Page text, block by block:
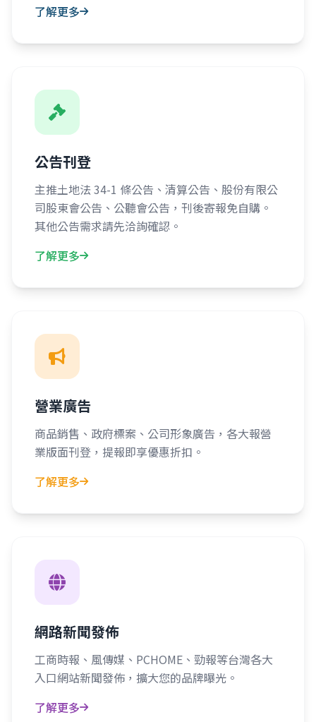
了解更多
公告刊登
主推土地法 34-1 條公告、清算公告、股份有限公
司股東會公告、公聽會公告，刊後寄報免自購。
其他公告需求請先洽詢確認。
了解更多
營業廣告
商品銷售、政府標案、公司形象廣告，各大報營
業版面刊登，提報即享優惠折扣。
了解更多
網路新聞發佈
工商時報、風傳媒、PCHOME、勁報等台灣各大
入口網站新聞發佈，擴大您的品牌曝光。
了解更多